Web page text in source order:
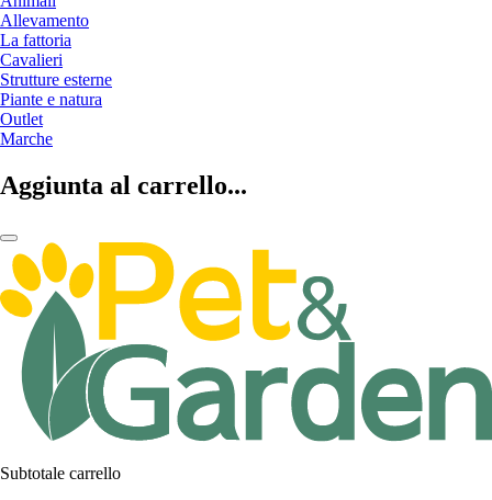
Allevamento
La fattoria
Cavalieri
Strutture esterne
Piante e natura
Outlet
Marche
Aggiunta al carrello...
Subtotale carrello